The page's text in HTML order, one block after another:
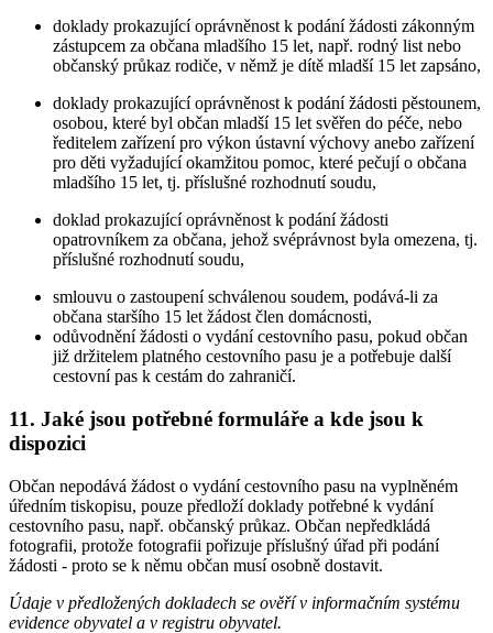
doklady prokazující oprávněnost k podání žádosti zákonným
zástupcem za občana mladšího 15 let, např. rodný list nebo
občanský průkaz rodiče, v němž je dítě mladší 15 let zapsáno,
doklady prokazující oprávněnost k podání žádosti pěstounem,
osobou, které byl občan mladší 15 let svěřen do péče, nebo
ředitelem zařízení pro výkon ústavní výchovy anebo zařízení
pro děti vyžadující okamžitou pomoc, které pečují o občana
mladšího 15 let, tj. příslušné rozhodnutí soudu,
doklad prokazující oprávněnost k podání žádosti
opatrovníkem za občana, jehož svéprávnost byla omezena, tj.
příslušné rozhodnutí soudu,
smlouvu o zastoupení schválenou soudem, podává-li za
občana staršího 15 let žádost člen domácnosti,
odůvodnění žádosti o vydání cestovního pasu, pokud občan
již držitelem platného cestovního pasu je a potřebuje další
cestovní pas k cestám do zahraničí.
11. Jaké jsou potřebné formuláře a kde jsou k
dispozici
Občan nepodává žádost o vydání cestovního pasu na vyplněném
úředním tiskopisu, pouze předloží doklady potřebné k vydání
cestovního pasu, např. občanský průkaz. Občan nepředkládá
fotografii, protože fotografii pořizuje příslušný úřad při podání
žádosti - proto se k němu občan musí osobně dostavit.
Údaje v předložených dokladech se ověří v informačním systému
evidence obyvatel a v registru obyvatel.